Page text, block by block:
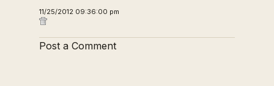
11/25/2012 09:36:00 pm
Post a Comment